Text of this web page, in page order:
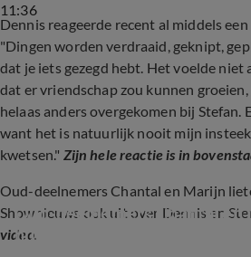
11:36
Dennis reageerde recent al middels
"Dingen worden verdraaid, geknipt,
dat je iets gezegd hebt. Het voelde niet
dat er vriendschap zou kunnen
helaas anders overgekomen bij Stefan.
want het is natuurlijk nooit mijn
kwetsen." Zijn hele reactie is in
Oud-deelnemers Chantal en Marijn
Shownieuws ook uit over Dennis en
video.
Oud-deelnemers Chantal
huidig MAFS-seizoen